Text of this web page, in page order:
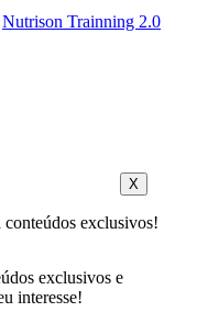
Nutrison Trainning 2.0
X
conteúdos exclusivos!
exclusivos e
interesse!